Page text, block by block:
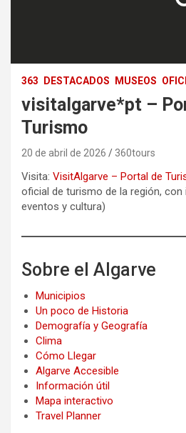
363 DESTACADOS MUSEOS
visitalgarve*pt –
Turismo
20 de abril de 2026 360tours
Visita: VisitAlgarve – Portal de
oficial de turismo de la región,
eventos y cultura)
Sobre el Algarve
Municipios
Un poco de Historia
Demografía y Geografía
Clima
Cómo Llegar
Algarve Accesible
Información útil
Mapa interactivo
Travel Planner